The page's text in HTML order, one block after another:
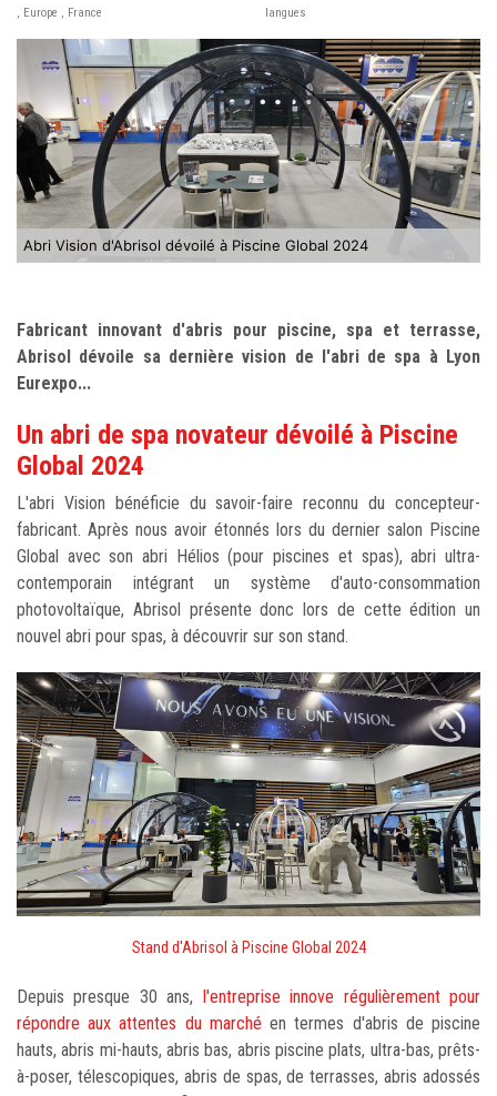
, Europe , France
langues
Abri Vision d'Abrisol dévoilé à Piscine Global 2024
Fabricant innovant d'abris pour piscine, spa et terrasse,
Abrisol dévoile sa dernière vision de l'abri de spa à Lyon
Eurexpo...
Un abri de spa novateur dévoilé à Piscine
Global 2024
L'abri Vision bénéficie du savoir-faire reconnu du concepteur-
fabricant. Après nous avoir étonnés lors du dernier salon Piscine
Global avec son abri Hélios (pour piscines et spas), abri ultra-
contemporain intégrant un système d'auto-consommation
photovoltaïque, Abrisol présente donc lors de cette édition un
nouvel abri pour spas, à découvrir sur son stand.
Stand d'Abrisol à Piscine Global 2024
Depuis presque 30 ans,
l'entreprise innove régulièrement pour
répondre aux attentes du marché en termes d'abris de piscine
hauts, abris mi-hauts, abris bas, abris piscine plats, ultra-bas, prêts-
à-poser, télescopiques, abris de spas, de terrasses, abris adossés